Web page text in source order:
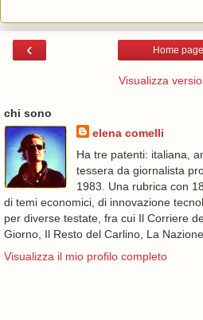
‹ Home page
Visualizza
chi sono
elena comelli
Ha tre patenti: italiana,
tessera da giornalista
1983. Una rubrica con
di temi economici, di innovazione
per diverse testate, fra cui Il Corriere
Giorno, Il Resto del Carlino, La
Visualizza il mio profilo completo